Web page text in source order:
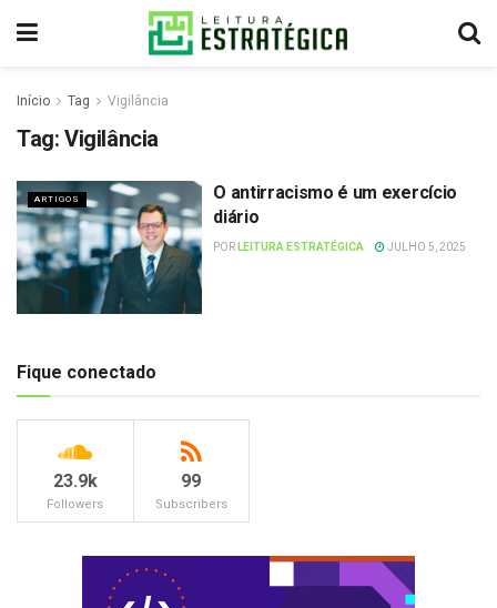
Início Tag Vigilância
Tag: Vigilância
ARTIGOS
O antirracismo é um exercício
diário
POR LEITURA ESTRATÉGICA JULHO 5, 2025
Fique conectado
23.9k
Followers
99
Subscribers